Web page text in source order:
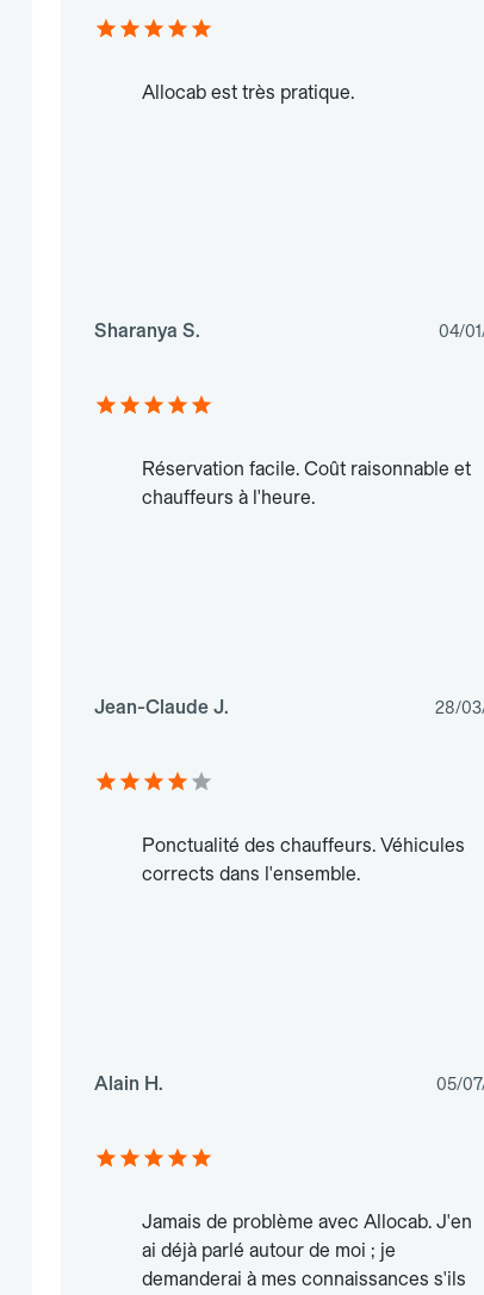
Allocab est très pratique.
Sharanya S. 04/
Réservation facile. Coût raisonnable et
chauffeurs à l'heure.
Jean-Claude J. 28/
Ponctualité des chauffeurs. Véhicules
corrects dans l'ensemble.
Alain H. 05/
Jamais de problème avec Allocab. J'en
ai déjà parlé autour de moi ; je
demanderai à mes connaissances s'ils